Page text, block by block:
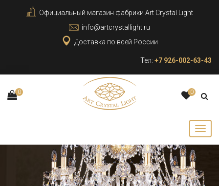
Официальный магазин фабрики Art Crystal Light
info@artcrystallight.ru
Доставка по всей России
Тел: +7 926-002-63-43
0 0